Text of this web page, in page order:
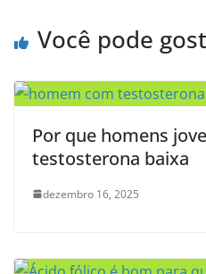
Você pode
Por que homens
testosterona baixa
dezembro 16, 2025